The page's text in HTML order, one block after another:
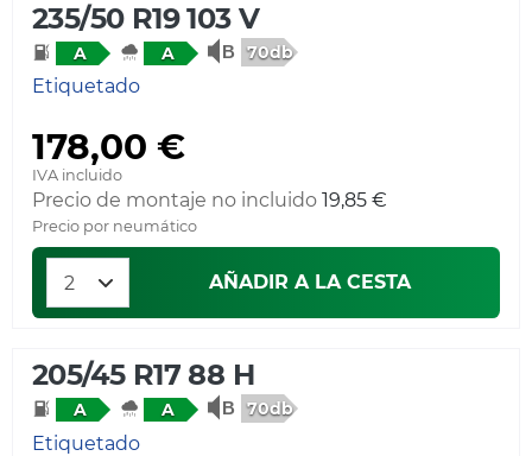
235/50 R19 103 V
A A 70db
Etiquetado
178,00 €
IVA incluido
Precio de montaje no incluido 19,85 €
Precio por neumático
AÑADIR A LA CESTA
205/45 R17 88 H
A A 70db
Etiquetado